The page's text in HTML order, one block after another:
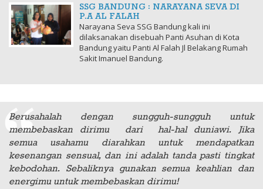
SSG BANDUNG : NARAYANA SEVA DI
P.A AL FALAH
Narayana Seva SSG Bandung kali ini
dilaksanakan disebuah Panti Asuhan di Kota
Bandung yaitu Panti Al Falah Jl Belakang Rumah
Sakit Imanuel Bandung.
Berusahalah dengan sungguh-sungguh untuk
membebaskan dirimu dari hal-hal duniawi. Jika
semua usahamu diarahkan untuk mendapatkan
kesenangan sensual, dan ini adalah tanda pasti tingkat
kebodohan. Sebaliknya gunakan semua keahlian dan
energimu untuk membebaskan dirimu!